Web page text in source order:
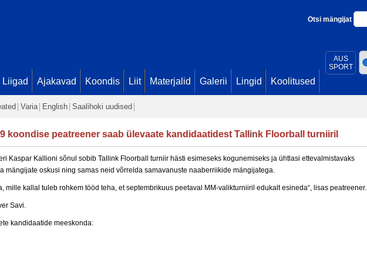
AUS
SPORT
Otsi mängijat
Liigad Ajakavad Koondis Liit Materjalid Galerii Lingid Koolitused
Varia English Saalihoki uudised
koondise peatreener saab ülevaate kandidaatidest Tallink Floorball turniiril
Kaspar Kallioni sõnul sobib Tallink Floorball turniir hästi esimeseks kogunemiseks ja ühtlasi ettevalmistavaks
mängijate oskusi ning samas neid võrrelda samavanuste naaberriikide mängijatega.
mille kallal tuleb rohkem tööd teha, et septembrikuus peetaval MM-valikturniiril edukalt esineda“, lisas peatreener.
Savi.
kandidaatide meeskonda: